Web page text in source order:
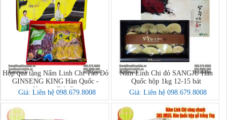
Hộp quà tặng Nấm Linh Chi Táo Đỏ
GINSENG KING Hàn Quốc -
Korean Gift Set
Giá: Liên hệ 098.679.8008
Nấm Linh Chi đỏ SANGJU Hàn
Quốc hộp 1kg 12-15 bát
Giá: Liên hệ 098.679.8008